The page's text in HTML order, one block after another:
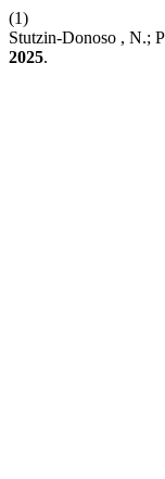
(1)
Stutzin-Donoso , N.;
2025.